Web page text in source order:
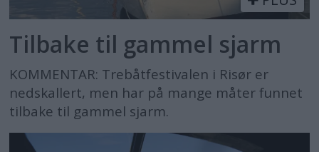
Tilbake til gammel sjarm
KOMMENTAR: Trebåtfestivalen i Risør er
nedskallert, men har på mange måter funnet
tilbake til gammel sjarm.